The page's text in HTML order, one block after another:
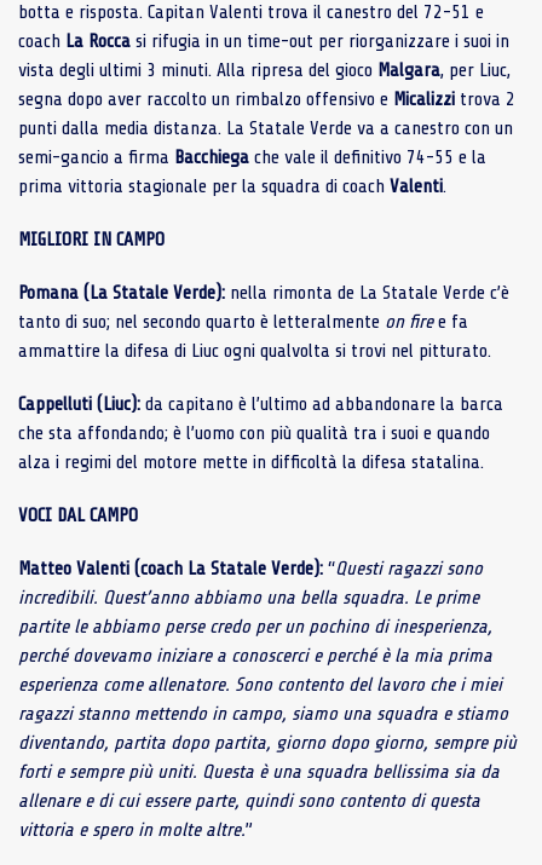
botta e risposta. Capitan Valenti trova il canestro del 72-51 e
coach La Rocca si rifugia in un time-out per riorganizzare i suoi in
vista degli ultimi 3 minuti. Alla ripresa del gioco Malgara, per Liuc,
segna dopo aver raccolto un rimbalzo offensivo e Micalizzi trova 2
punti dalla media distanza. La Statale Verde va a canestro con un
semi-gancio a firma Bacchiega che vale il definitivo 74-55 e la
prima vittoria stagionale per la squadra di coach Valenti.
MIGLIORI IN CAMPO
Pomana (La Statale Verde): nella rimonta de La Statale Verde c’è
tanto di suo; nel secondo quarto è letteralmente on firee fa
ammattire la difesa di Liuc ogni qualvolta si trovi nel pitturato.
Cappelluti (Liuc): da capitano è l’ultimo ad abbandonare la barca
che sta affondando; è l’uomo con più qualità tra i suoi e quando
alza i regimi del motore mette in difficoltà la difesa statalina.
VOCI DAL CAMPO
Matteo Valenti (coach La Statale Verde): “Questi ragazzi sono
incredibili. Quest’anno abbiamo una bella squadra. Le prime
partite le abbiamo perse credo per un pochino di inesperienza,
perché dovevamo iniziare a conoscerci e perché è la mia prima
esperienza come allenatore. Sono contento del lavoro che i miei
ragazzi stanno mettendo in campo, siamo una squadra e stiamo
diventando, partita dopo partita, giorno dopo giorno, sempre più
forti e sempre più uniti. Questa è una squadra bellissima sia da
allenare e di cui essere parte, quindi sono contento di questa
vittoria e spero in molte altre.”